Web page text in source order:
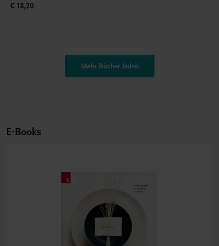
€ 18,20
Mehr Bücher laden
E-Books